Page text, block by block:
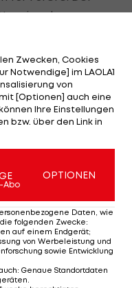
von
auch
(90.+1).
auf den
punktemäßig
Wolfsburggleich.
Schlusslicht.
Ergebnisse >>>
>>>
Zwecken, Cookies
Notwendige] im LAOLA1
von
[Optionen] auch eine
Ihre Einstellungen
bzw. über den Link in
Abo
OPTIONEN
Daten, wie
folgenden Zwecke:
auf einem Endgerät;
von Werbeleistung und
sowie Entwicklung
: Genaue Standortdaten
.